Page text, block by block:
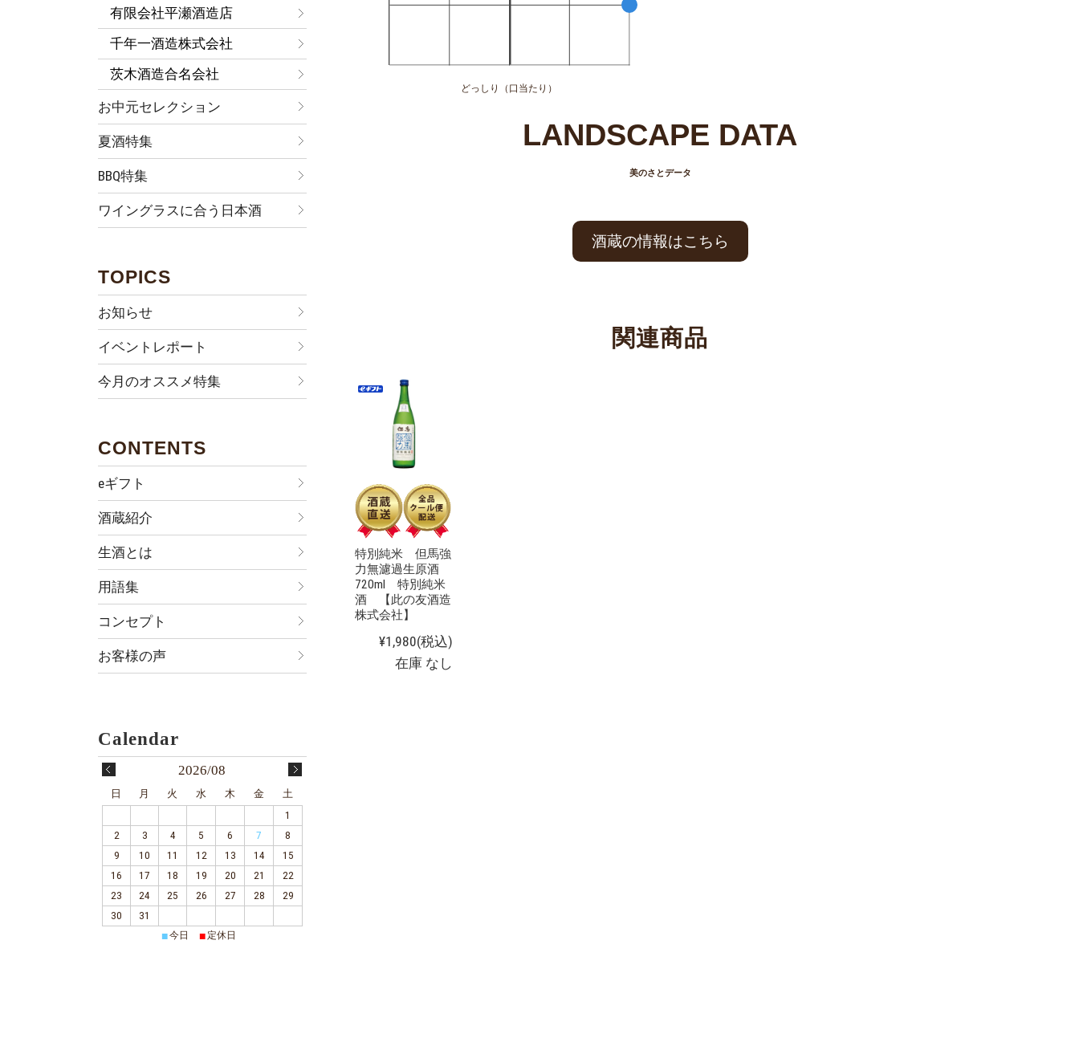
どっしり（口当たり）
LANDSCAPE DATA
美のさとデータ
酒蔵の情報はこちら
関連商品
特別純米 但馬強
力無濾過生原酒
720ml 特別純米
酒 【此の友酒造
株式会社】
¥1,980(税込)
在庫 なし
有限会社平瀬酒造店
千年一酒造株式会社
茨木酒造合名会社
お中元セレクション
夏酒特集
BBQ特集
ワイングラスに合う日本酒
TOPICS
お知らせ
イベントレポート
今月のオススメ特集
CONTENTS
eギフト
酒蔵紹介
生酒とは
用語集
コンセプト
お客様の声
2026/08
日 月 火 水 木 金
土
1
2
3 4 5 6 7
8
9
10 11 12 13 14
15
16
17 18 19 20 21
22
23
24 25 26 27 28
29
30
31
■今日 ■ 定休日